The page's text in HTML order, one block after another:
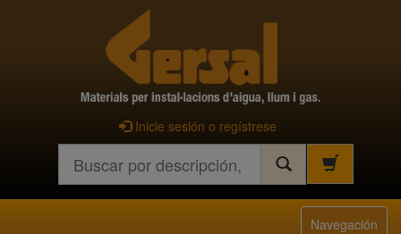
Inicie sesión o regístrese
Navegación